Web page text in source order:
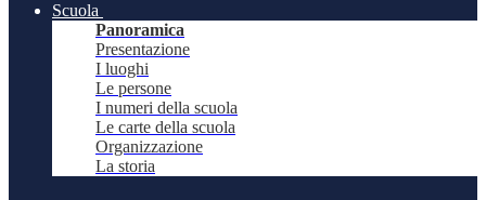
Scuola
Panoramica
Presentazione
I luoghi
Le persone
I numeri della scuola
Le carte della scuola
Organizzazione
La storia